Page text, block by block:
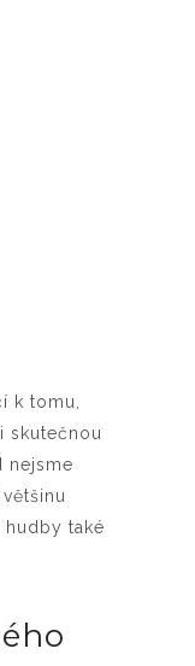
k tomu,
skutečnou
nejsme
hudby také